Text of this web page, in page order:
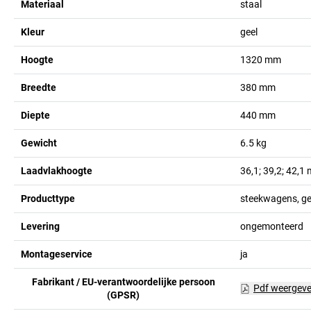
Materiaal staal
Kleur geel
Hoogte 1320 mm
Breedte 380 mm
Diepte 440 mm
Gewicht 6.5 kg
Laadvlakhoogte 36,1; 39,2; 42,1
Producttype steekwagens,
Levering ongemonteerd
Montageservice ja
Fabrikant / EU-verantwoordelijke persoon
(GPSR)
Pdf